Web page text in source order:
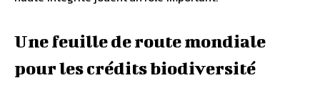
Une feuille de route mondiale
pour les crédits biodiversité